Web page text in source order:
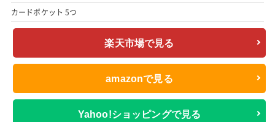
カードポケット 5つ
楽天市場で見る
amazonで見る
Yahoo!ショッピングで見る